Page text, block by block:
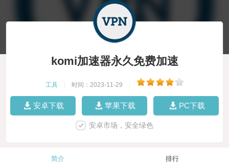
komi加速器永久免费加速
工具 时间：2023-11-29
安卓下载 苹果下载 PC下载
安卓市场，安全绿色
简介 排行